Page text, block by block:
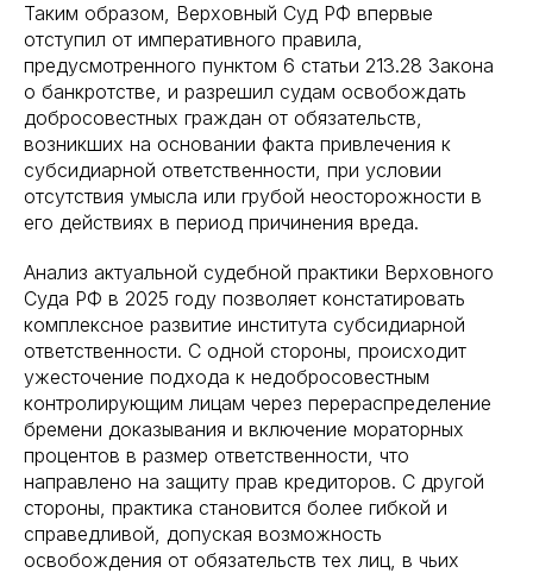
Таким образом, Верховный Суд РФ впервые
отступил от императивного правила,
предусмотренного пунктом 6 статьи 213.28 Закона
о банкротстве, и разрешил судам освобождать
добросовестных граждан от обязательств,
возникших на основании факта привлечения к
субсидиарной ответственности, при условии
отсутствия умысла или грубой неосторожности в
его действиях в период причинения вреда.
Анализ актуальной судебной практики Верховного
Суда РФ в 2025 году позволяет констатировать
комплексное развитие института субсидиарной
ответственности. С одной стороны, происходит
ужесточение подхода к недобросовестным
контролирующим лицам через перераспределение
бремени доказывания и включение мораторных
процентов в размер ответственности, что
направлено на защиту прав кредиторов. С другой
стороны, практика становится более гибкой и
справедливой, допуская возможность
освобождения от обязательств тех лиц, в чьих